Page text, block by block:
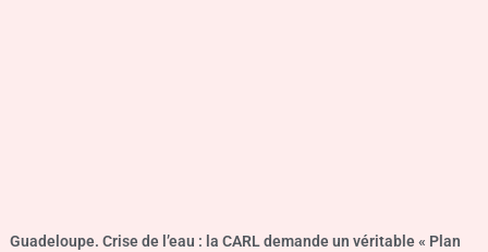
Guadeloupe. Crise de l’eau : la CARL demande un véritable « Plan